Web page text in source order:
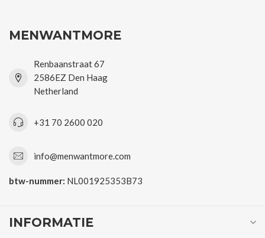
MENWANTMORE
Renbaanstraat 67
2586EZ Den Haag
Netherland
+31 70 2600 020
info@menwantmore.com
btw-nummer: NL001925353B73
INFORMATIE